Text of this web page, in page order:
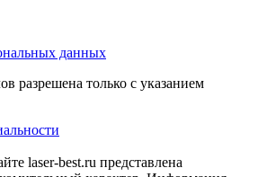
данных
разрешена только с указанием
laser-best.ru представлена